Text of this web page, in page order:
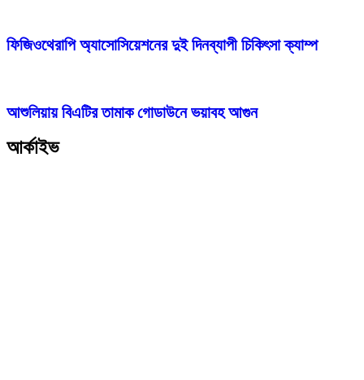
ফিজিওথেরাপি অ্যাসোসিয়েশনের দুই দিনব্যাপী চিকিৎসা ক্যাম্প
আশুলিয়ায় বিএটির তামাক গোডাউনে ভয়াবহ আগুন
আর্কাইভ